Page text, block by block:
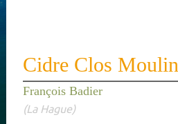
Cidre Clos Moulin
François Badier
(La Hague)